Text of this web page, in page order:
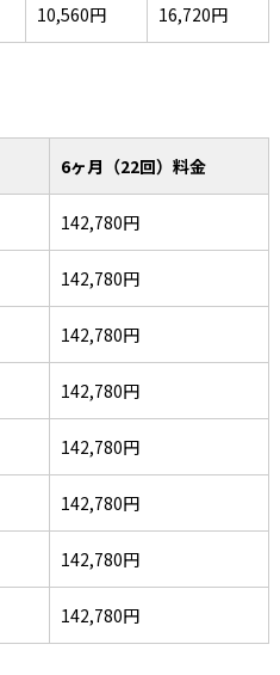
10,560円 16,720円
6ヶ月（22回）料金
142,780円
142,780円
142,780円
142,780円
142,780円
142,780円
142,780円
142,780円